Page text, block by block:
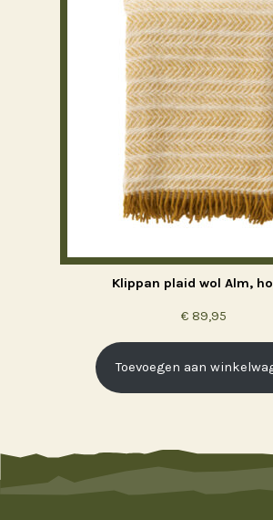
Klippan plaid wol Alm,
€89,95
Toevoegen aan